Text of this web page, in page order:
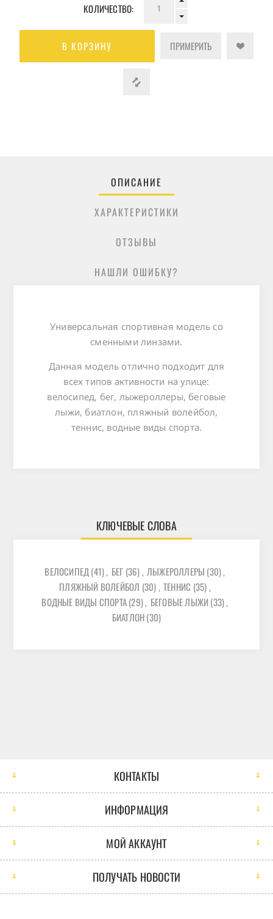
КОЛИЧЕСТВО:
В КОРЗИНУ ПРИМЕРИТЬ
ОПИСАНИЕ
ХАРАКТЕРИСТИКИ
ОТЗЫВЫ
НАШЛИ ОШИБКУ?
Универсальная спортивная модель со
сменными линзами.
Данная модель отлично подходит для
всех типов активности на улице:
велосипед, бег, лыжероллеры, беговые
лыжи, биатлон, пляжный волейбол,
теннис, водные виды спорта.
КЛЮЧЕВЫЕ СЛОВА
ВЕЛОСИПЕД(41), БЕГ (36), ЛЫЖЕРОЛЛЕРЫ (30),
ПЛЯЖНЫЙ ВОЛЕЙБОЛ (30), ТЕННИС (35),
ВОДНЫЕ ВИДЫ СПОРТА(29), БЕГОВЫЕ ЛЫЖИ(33),
БИАТЛОН(30)
КОНТАКТЫ
ИНФОРМАЦИЯ
МОЙ АККАУНТ
ПОЛУЧАТЬ НОВОСТИ